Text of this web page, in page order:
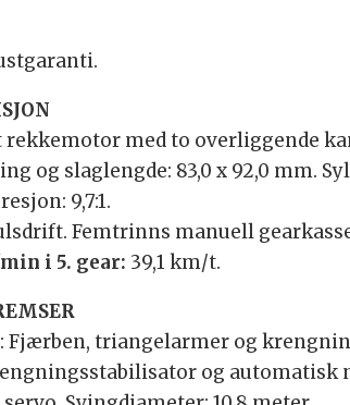
med to overliggende
og slaglengde: 83,0 x 92,0 mm.
9,7:1.
Femtrinns manuell
i 5. gear: 39,1 km/t.
Fjærben, triangelarmer og
og automatisk